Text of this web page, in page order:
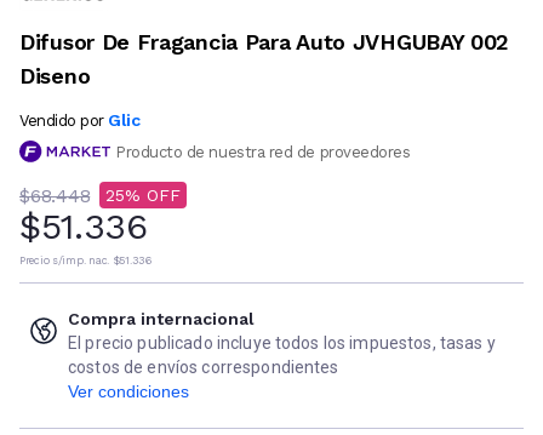
Difusor De Fragancia Para Auto JVHGUBAY 002
Diseno
Vendido por Glic
Producto de nuestra red de proveedores
$68.448 25
$51.336
Precio s/imp. nac. $51.336
Compra internacional
El precio publicado incluye todos los impuestos, tasas y
costos de envíos correspondientes
Ver condiciones